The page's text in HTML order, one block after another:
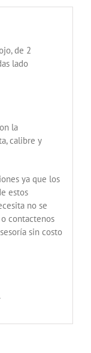
de 2
lado
la
calibre y
ya que los
estos
no se
contactenos
sin costo